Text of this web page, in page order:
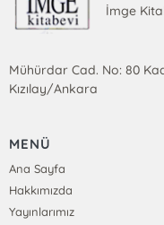
İmge
Mühürdar Cad. No: 80
Kızılay/Ankara
MENÜ
Ana Sayfa
Hakkımızda
Yayınlarımız